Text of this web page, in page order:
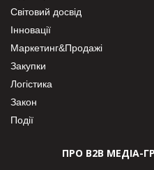
Світовий досвід
Інновації
Маркетинг&Продажі
Закупки
Логістика
Закон
Події
ПРО В2В МЕДІА-